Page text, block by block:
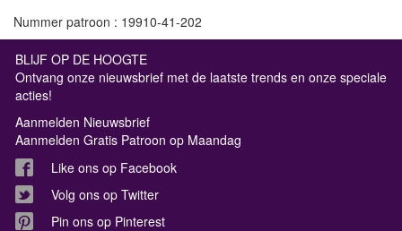
Nummer patroon : 19910-41-202
BLIJF OP DE HOOGTE
Ontvang onze nieuwsbrief met de laatste trends en onze speciale
acties!
Aanmelden Nieuwsbrief
Aanmelden Gratis Patroon op Maandag
Like ons op Facebook
Volg ons op Twitter
Pin ons op Pinterest